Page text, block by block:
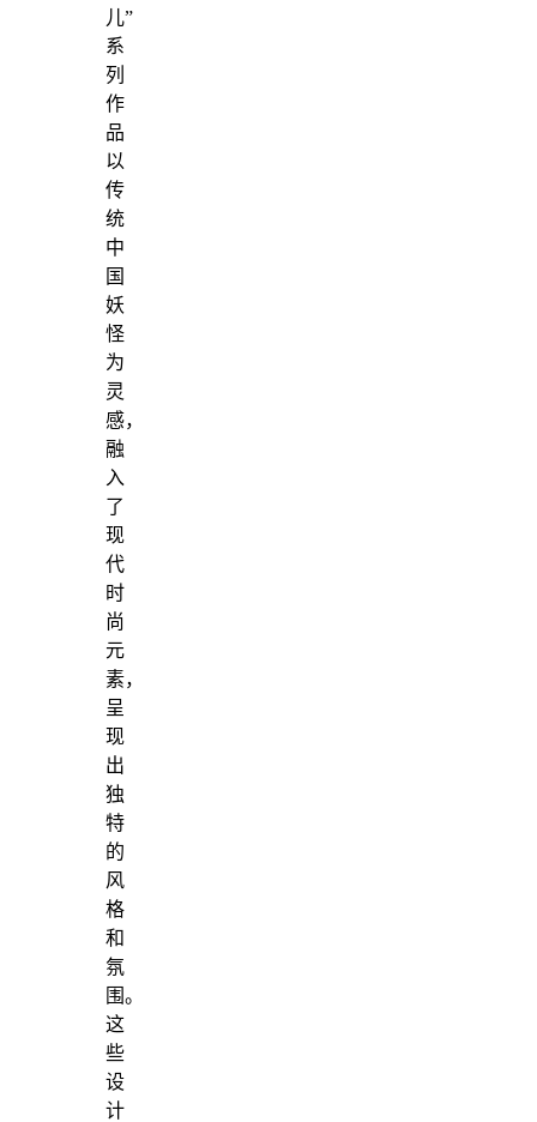
儿”
系
列
作
品
以
传
统
中
国
妖
怪
为
灵
感，
融
入
了
现
代
时
尚
元
素，
呈
现
出
独
特
的
风
格
和
氛
围。
这
些
设
计